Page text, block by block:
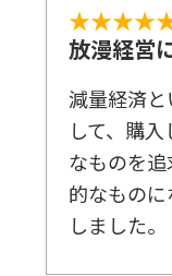
放漫経営
減量経済
して、購
なものを
的なもの
しました。